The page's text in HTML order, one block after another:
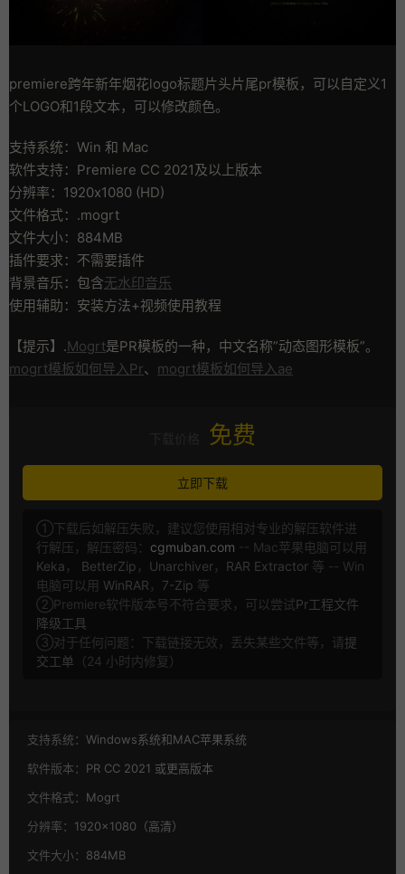
premiere跨年新年烟花logo标题片头片尾pr模板，可以自定义1
个LOGO和1段文本，可以修改颜色。
支持系统：Win 和 Mac
软件支持：Premiere CC 2021及以上版本
分辨率：1920x1080 (HD)
文件格式：.mogrt
文件大小：884MB
插件要求：不需要插件
背景音乐：包含无水印音乐
使用辅助：安装方法+视频使用教程
【提示】.Mogrt是PR模板的一种，中文名称”动态图形模板”。
mogrt模板如何导入Pr、 mogrt模板如何导入ae
免费
立即下载
①下载后如解压失败，建议您使用相对专业的解压软件进
行解压，解压密码： cgmuban.com -- Mac苹果电脑可以用
Keka ， BetterZip ， Unarchiver， RAR Extractor 等 -- Win
电脑可以用 WinRAR ， 7-Zip 等
②Premiere软件版本号不符合要求，可以尝试Pr工程文件
降级工具
③对于任何问题：下载链接无效，丢失某些文件等，请提
交工单 （24 小时内修复）
支持系统： Windows系统和MAC苹果系统
软件版本： PR CC 2021 或更高版本
文件格式： Mogrt
分辨率： 1920×1080（高清）
文件大小： 884MB